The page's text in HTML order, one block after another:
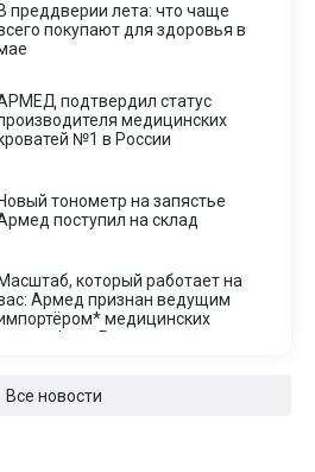
В преддверии лета: что чаще
покупают для здоровья в
подтвердил статус
медицинских
№1 в России
Новый тонометр на запястье
поступил на склад
который работает на
Армед признан ведущим
медицинских
центрифуг в России
Все новости